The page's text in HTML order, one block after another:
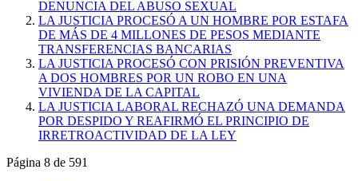
DENUNCIA DEL ABUSO SEXUAL
LA JUSTICIA PROCESÓ A UN HOMBRE POR ESTAFA
DE MÁS DE 4 MILLONES DE PESOS MEDIANTE
TRANSFERENCIAS BANCARIAS
LA JUSTICIA PROCESÓ CON PRISIÓN PREVENTIVA
A DOS HOMBRES POR UN ROBO EN UNA
VIVIENDA DE LA CAPITAL
LA JUSTICIA LABORAL RECHAZÓ UNA DEMANDA
POR DESPIDO Y REAFIRMÓ EL PRINCIPIO DE
IRRETROACTIVIDAD DE LA LEY
Página 8 de 591